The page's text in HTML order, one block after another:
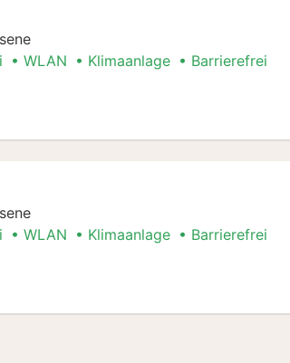
WLAN Klimaanlage Barrierefrei
WLAN Klimaanlage Barrierefrei